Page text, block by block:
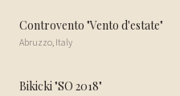
Controvento "Vento d'estate"
Abruzzo,Italy
Bikicki "SO 2018"